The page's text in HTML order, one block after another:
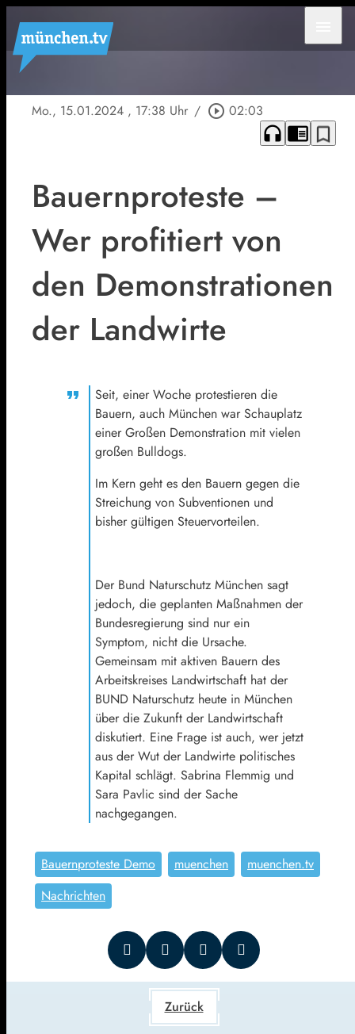
Mo., 15.01.2024 , 17:38 Uhr / play_circle_outline 02:03
headphones chrome_reader_mode bookmark_border
Bauernproteste –
Wer profitiert von
den Demonstrationen
der Landwirte
Seit, einer Woche protestieren die
Bauern, auch München war Schauplatz
einer Großen Demonstration mit vielen
großen Bulldogs.
Im Kern geht es den Bauern gegen die
Streichung von Subventionen und
bisher gültigen Steuervorteilen.
Der Bund Naturschutz München sagt
jedoch, die geplanten Maßnahmen der
Bundesregierung sind nur ein
Symptom, nicht die Ursache.
Gemeinsam mit aktiven Bauern des
Arbeitskreises Landwirtschaft hat der
BUND Naturschutz heute in München
über die Zukunft der Landwirtschaft
diskutiert. Eine Frage ist auch, wer jetzt
aus der Wut der Landwirte politisches
Kapital schlägt. Sabrina Flemmig und
Sara Pavlic sind der Sache
nachgegangen.
Bauernproteste Demo muenchen
muenchen.tv
Nachrichten
Zurück